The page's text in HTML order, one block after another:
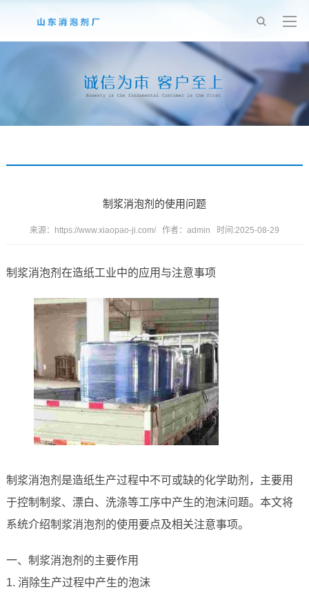
制浆消泡剂的使用问题
来源： https://www.xiaopao-ji.com/作者：admin 时间:2025-08-29
制浆消泡剂在造纸工业中的应用与注意事项
制浆消泡剂是造纸生产过程中不可或缺的化学助剂，主要用
于控制制浆、漂白、洗涤等工序中产生的泡沫问题。本文将
系统介绍制浆消泡剂的使用要点及相关注意事项。
一、制浆消泡剂的主要作用
1. 消除生产过程中产生的泡沫